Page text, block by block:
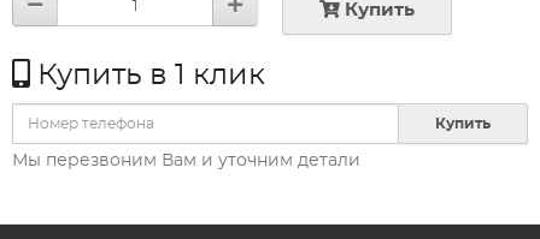
Купить
Купить в 1 клик
Купить
Мы перезвоним Вам и уточним детали